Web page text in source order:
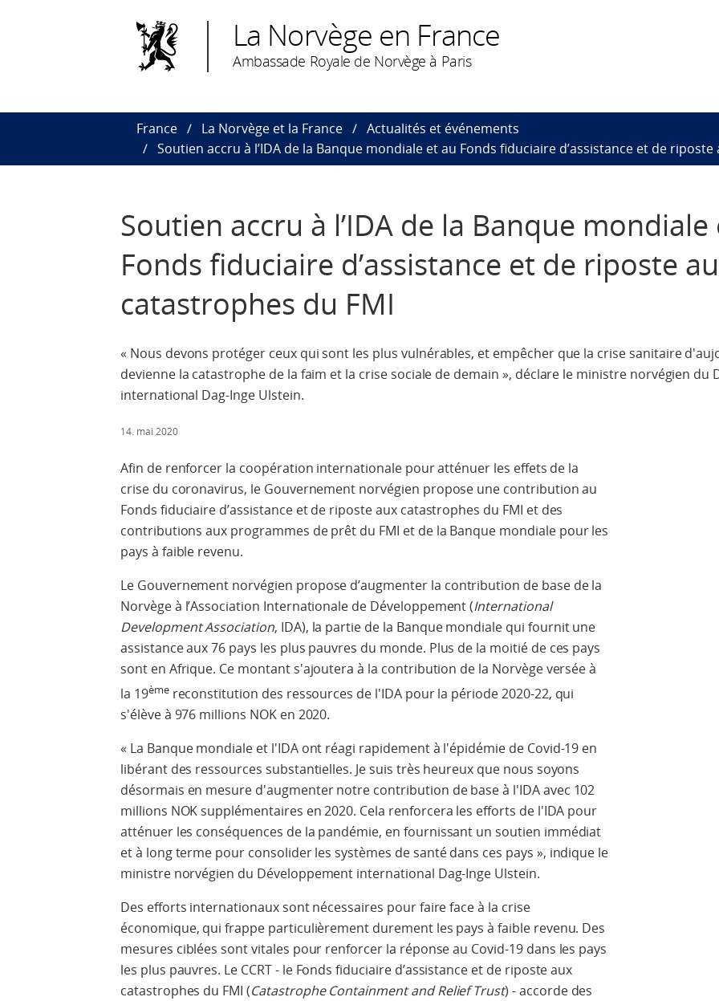
La Norvège en France
Ambassade Royale de Norvège à Paris
France La Norvège et la France
Actualités et événements
Soutien accru à l’IDA de la Banque mondiale et au Fonds fiduciaire d’assistance et de
Soutien accru à l’IDA de la Banque mondiale
Fonds fiduciaire d’assistance et de riposte
catastrophes du FMI
« Nous devons protéger ceux qui sont les plus vulnérables, et empêcher que la crise sanitaire
devienne la catastrophe de la faim et la crise sociale de demain », déclare le ministre norvégien du
international Dag-Inge Ulstein.
14. mai 2020
Afin de renforcer la coopération internationale pour atténuer les effets de la
crise du coronavirus, le Gouvernement norvégien propose une contribution au
Fonds fiduciaire d’assistance et de riposte aux catastrophes du FMI et des
contributions aux programmes de prêt du FMI et de la Banque mondiale pour les
pays à faible revenu.
Le Gouvernement norvégien propose d’augmenter la contribution de base de la
Norvège à l’Association Internationale de Développement (International
Development Association, IDA), la partie de la Banque mondiale qui fournit une
assistance aux 76 pays les plus pauvres du monde. Plus de la moitié de ces pays
sont en Afrique. Ce montant s'ajoutera à la contribution de la Norvège versée à
la 19èmereconstitution des ressources de l'IDA pour la période 2020-22, qui
s'élève à 976 millions NOK en 2020.
« La Banque mondiale et l'IDA ont réagi rapidement à l'épidémie de Covid-19 en
libérant des ressources substantielles. Je suis très heureux que nous soyons
désormais en mesure d'augmenter notre contribution de base à l'IDA avec 102
millions NOK supplémentaires en 2020. Cela renforcera les efforts de l'IDA pour
atténuer les conséquences de la pandémie, en fournissant un soutien immédiat
et à long terme pour consolider les systèmes de santé dans ces pays », indique le
ministre norvégien du Développement international Dag-Inge Ulstein.
Des efforts internationaux sont nécessaires pour faire face à la crise
économique, qui frappe particulièrement durement les pays à faible revenu. Des
mesures ciblées sont vitales pour renforcer la réponse au Covid-19 dans les pays
les plus pauvres. Le CCRT - le Fonds fiduciaire d’assistance et de riposte aux
catastrophes du FMI (Catastrophe Containment and Relief Trust) - accorde des